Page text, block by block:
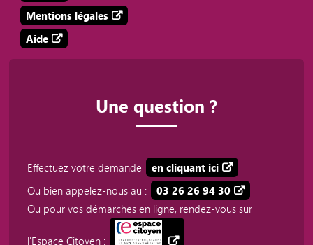
Mentions légales
Aide
Une question ?
Effectuez votre demande
en cliquant ici
Ou bien appelez-nous au :
03 26 26 94 30
Ou pour vos démarches en ligne, rendez-vous sur
l'Espace Citoyen :